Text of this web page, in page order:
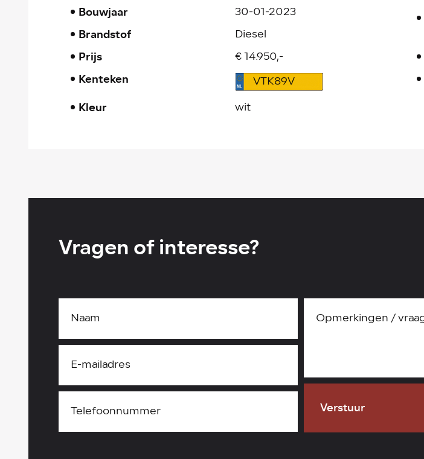
Bouwjaar 30-01-2023
Brandstof Diesel
Prijs € 14.950,-
Kenteken VTK89V
Kleur wit
Vragen of interesse?
Verstuur